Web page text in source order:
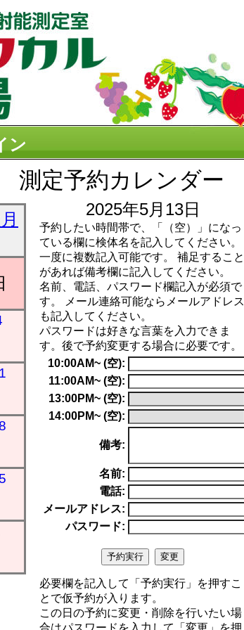
ン
測定予約カレンダー
2025年5月13日
予約したい時間帯で、「（空）」になっ
ている欄に検体名を記入してください。
一度に複数記入可能です。 補足すること
があれば備考欄に記入してください。
名前、電話、パスワード欄記入が必須で
す。 メール連絡可能ならメールアドレス
も記入してください。
パスワードは好きな言葉を入力できま
す。後で予約変更する場合に必要です。
10:00AM~ (空):
11:00AM~ (空):
13:00PM~ (空):
14:00PM~ (空):
備考:
名前:
電話:
メールアドレス:
パスワード:
必要欄を記入して「予約実行」を押すこ
とで仮予約が入ります。
この日の予約に変更・削除を行いたい場
合はパスワードを入力して「変更」を押